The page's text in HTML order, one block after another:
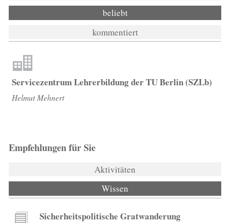
beliebt
kommentiert
Servicezentrum Lehrerbildung der TU Berlin (SZLb)
Helmut Mehnert
Empfehlungen für Sie
Aktivitäten
Wissen
Sicherheitspolitische Gratwanderung